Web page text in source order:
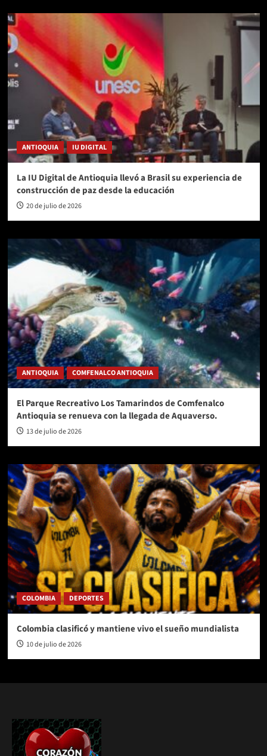
ANTIOQUIA IU DIGITAL
La IU Digital de Antioquia llevó a Brasil su experiencia de
construcción de paz desde la educación
20 de julio de 2026
ANTIOQUIA COMFENALCO ANTIOQUIA
El Parque Recreativo Los Tamarindos de Comfenalco
Antioquia se renueva con la llegada de Aquaverso.
13 de julio de 2026
COLOMBIA DEPORTES
Colombia clasificó y mantiene vivo el sueño mundialista
10 de julio de 2026